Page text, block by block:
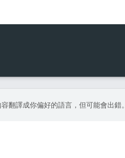
翻譯成你偏好的語言，但可能會出錯。